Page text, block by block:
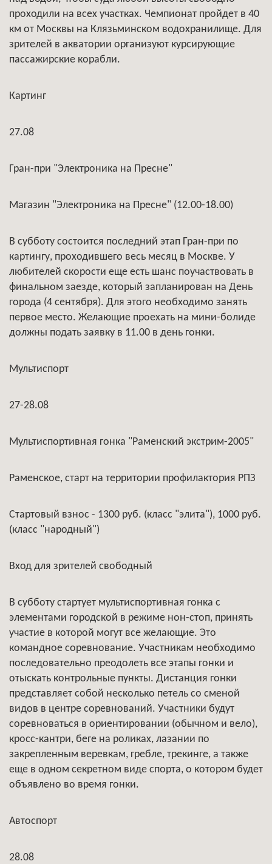
проходили на всех участках. Чемпионат пройдет в 40
км от Москвы на Клязьминском водохранилище. Для
зрителей в акватории организуют курсирующие
пассажирские корабли.
Картинг
27.08
Гран-при "Электроника на Пресне"
Магазин "Электроника на Пресне" (12.00-18.00)
В субботу состоится последний этап Гран-при по
картингу, проходившего весь месяц в Москве. У
любителей скорости еще есть шанс поучаствовать в
финальном заезде, который запланирован на День
города (4 сентября). Для этого необходимо занять
первое место. Желающие проехать на мини-болиде
должны подать заявку в 11.00 в день гонки.
Мультиспорт
27-28.08
Мультиспортивная гонка "Раменский экстрим-2005"
Раменское, старт на территории профилактория РПЗ
Стартовый взнос - 1300 руб. (класс "элита"), 1000 руб.
(класс "народный")
Вход для зрителей свободный
В субботу стартует мультиспортивная гонка с
элементами городской в режиме нон-стоп, принять
участие в которой могут все желающие. Это
командное соревнование. Участникам необходимо
последовательно преодолеть все этапы гонки и
отыскать контрольные пункты. Дистанция гонки
представляет собой несколько петель со сменой
видов в центре соревнований. Участники будут
соревноваться в ориентировании (обычном и вело),
кросс-кантри, беге на роликах, лазании по
закрепленным веревкам, гребле, трекинге, а также
еще в одном секретном виде спорта, о котором будет
объявлено во время гонки.
Автоспорт
28.08